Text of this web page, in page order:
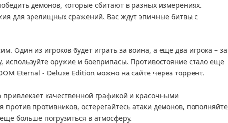
демонов, которые обитают в разных измерениях.
для зрелищных сражений. Вас ждут эпичные битвы с
Один из игроков будет играть за воина, а еще два игрока – за
используйте оружие и боеприпасы. Противостояние стало еще
Eternal - Deluxe Edition можно на сайте через торрент.
качественной графикой и красочными
противников, остерегайтесь атаки демонов, пополняйте
больше погрузиться в атмосферу.